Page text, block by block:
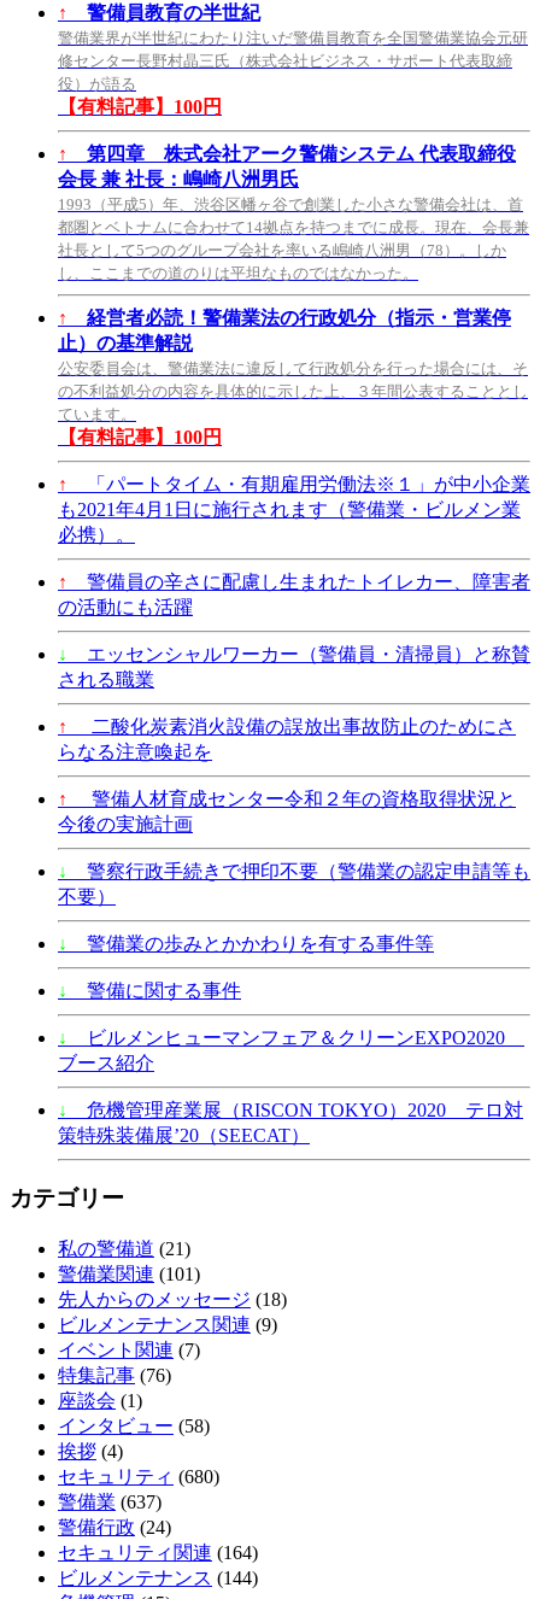
↑ 警備員教育の半世紀
警備業界が半世紀にわたり注いだ警備員教育を全国警備業協会元研
修センター長野村晶三氏（株式会社ビジネス・サポート代表取締
役）が語る
【有料記事】100円
↑
第四章 株式会社アーク警備システム 代表取締役
会長 兼 社長：嶋崎八洲男氏
1993（平成5）年、渋谷区幡ヶ谷で創業した小さな警備会社は、首
都圏とベトナムに合わせて14拠点を持つまでに成長。現在、会長兼
社長として5つのグループ会社を率いる嶋崎八洲男（78）。しか
し、ここまでの道のりは平坦なものではなかった。
↑
経営者必読！警備業法の行政処分（指示・営業停
止）の基準解説
公安委員会は、警備業法に違反して行政処分を行った場合には、そ
の不利益処分の内容を具体的に示した上、３年間公表することとし
ています。
【有料記事】100円
↑
「パートタイム・有期雇用労働法※１」が中小企業
も2021年4月1日に施行されます（警備業・ビルメン業
必携）。
↑
警備員の辛さに配慮し生まれたトイレカー、障害者
の活動にも活躍
↓
エッセンシャルワーカー（警備員・清掃員）と称賛
される職業
↑
二酸化炭素消火設備の誤放出事故防止のためにさ
らなる注意喚起を
↑
警備人材育成センター令和２年の資格取得状況と
今後の実施計画
↓
警察行政手続きで押印不要（警備業の認定申請等も
不要）
↓ 警備業の歩みとかかわりを有する事件等
↓ 警備に関する事件
↓
ビルメンヒューマンフェア＆クリーンEXPO2020
ブース紹介
↓
危機管理産業展（RISCON TOKYO）2020 テロ対
策特殊装備展’20（SEECAT）
カテゴリー
私の警備道 (21)
警備業関連 (101)
先人からのメッセージ (18)
ビルメンテナンス関連 (9)
イベント関連 (7)
特集記事 (76)
座談会 (1)
インタビュー (58)
挨拶 (4)
セキュリティ (680)
警備業 (637)
警備行政 (24)
セキュリティ関連 (164)
ビルメンテナンス (144)